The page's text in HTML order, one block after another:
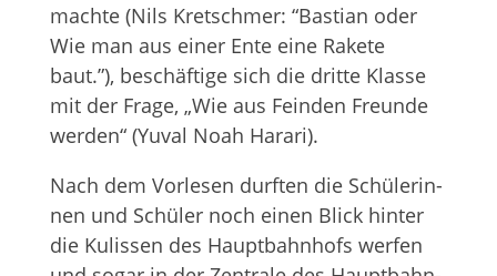
machte (Nils Kret­schmer: “Bas­tian oder
Wie man aus einer Ente eine Rakete
baut.”), beschäf­tige sich die dritte Klasse
mit der Frage, „Wie aus Fein­den Freunde
wer­den“ (Yuval Noah Harari).
Nach dem Vor­le­sen durf­ten die Schü­le­rin­
nen und Schü­ler noch einen Blick hin­ter
die Kulis­sen des Haupt­bahn­hofs wer­fen